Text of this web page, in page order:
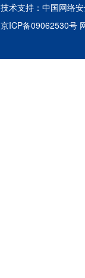
技术支持： 中国网络
京ICP备09062530号